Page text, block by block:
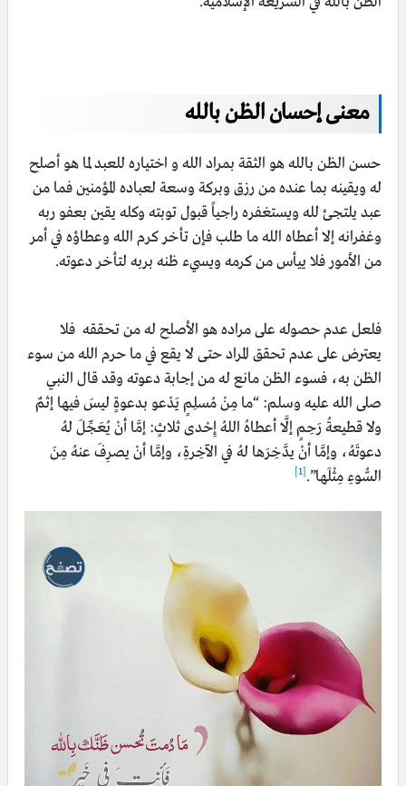
معنى إحسان الظن بالله
حسن الظن بالله هو الثقة بمراد الله و اختياره للعبد لما هو أصلح
له ويقينه بما عنده من رزق وبركة وسعة لعباده المؤمنين فما من
عبد يلتجئ لله ويستغفره راجياً قبول توبته وكله يقين بعفو ربه
وغفرانه إلا أعطاه الله ما طلب فإن تأخر كرم الله وعطاؤه في أمر
من الأمور فلا ييأس من كرمه ويسيء ظنه بربه لتأخر دعوته.
فلعل عدم حصوله على مراده هو الأصلح له من تحققه فلا
يعترض على عدم تحقق المراد حتى لا يقع في ما حرم الله من سوء
الظن به، فسوء الظن مانع له من إجابة دعوته وقد قال النبي
صلى الله عليه وسلم: “ما مِنْ مُسلِمٍ يَدْعو بدعوةٍ ليسَ فيها إثمٌ
ولا قطيعةُ رَحِمٍ إلَّا أعطاهُ اللهُ إِحْدى ثلاثٍ: إمَّا أنْ يُعَجِّلَ لهُ
دعوتَهُ، وإمَّا أنْ يدَّخِرَها لهُ في الآخِرةِ، وإمَّا أنْ يصرِفَ عنهُ مِنَ
السُّوءِ مِثْلَها”.[1]